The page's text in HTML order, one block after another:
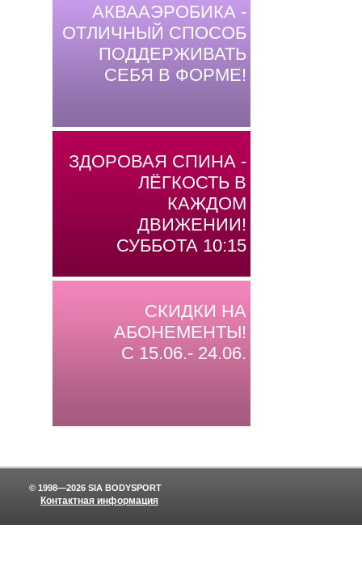
АКВААЭРОБИКА -
ОТЛИЧНЫЙ СПОСОБ
ПОДДЕРЖИВАТЬ
СЕБЯ В ФОРМЕ!
ЗДОРОВАЯ СПИНА -
ЛЁГКОСТЬ В
КАЖДОМ
ДВИЖЕНИИ!
СУББОТА 10:15
СКИДКИ НА
АБОНЕМЕНТЫ!
С 15.06.- 24.06.
Контактная информация
© 1998—2026 SIA BODYSPORT